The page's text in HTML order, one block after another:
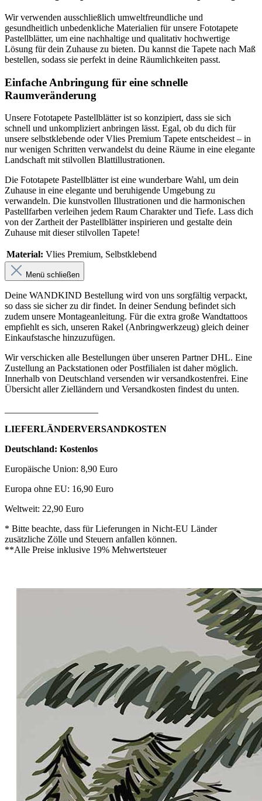
Wir verwenden ausschließlich umweltfreundliche und
gesundheitlich unbedenkliche Materialien für unsere Fototapete
Pastellblätter, um eine nachhaltige und qualitativ hochwertige
Lösung für dein Zuhause zu bieten. Du kannst die Tapete nach Maß
bestellen, sodass sie perfekt in deine Räumlichkeiten passt.
Einfache Anbringung für eine schnelle
Raumveränderung
Unsere Fototapete Pastellblätter ist so konzipiert, dass sie sich
schnell und unkompliziert anbringen lässt. Egal, ob du dich für
unsere selbstklebende oder Vlies Premium Tapete entscheidest – in
nur wenigen Schritten verwandelst du deine Räume in eine elegante
Landschaft mit stilvollen Blattillustrationen.
Die Fototapete Pastellblätter ist eine wunderbare Wahl, um dein
Zuhause in eine elegante und beruhigende Umgebung zu
verwandeln. Die kunstvollen Illustrationen und die harmonischen
Pastellfarben verleihen jedem Raum Charakter und Tiefe. Lass dich
von der Zartheit der Pastellblätter inspirieren und gestalte dein
Zuhause mit dieser stilvollen Tapete!
Material: Vlies Premium, Selbstklebend
Menü schließen
Deine WANDKIND Bestellung wird von uns sorgfältig verpackt,
so dass sie sicher zu dir findet. In deiner Sendung befindet sich
zudem unsere Montageanleitung. Für die extra große Wandtattoos
empfiehlt es sich, unseren Rakel (Anbringwerkzeug) gleich deiner
Einkaufstasche hinzuzufügen.
Wir verschicken alle Bestellungen über unseren Partner DHL. Eine
Zustellung an Packstationen oder Postfilialen ist daher möglich.
Innerhalb von Deutschland versenden wir versandkostenfrei. Eine
Übersicht aller Zielländern und Versandkosten findest du unten.
LIEFERLÄNDERVERSANDKOSTEN
Deutschland: Kostenlos
Europäische Union: 8,90 Euro
Europa ohne EU: 16,90 Euro
Weltweit: 22,90 Euro
* Bitte beachte, dass für Lieferungen in Nicht-EU Länder
zusätzliche Zölle und Steuern anfallen können.
**Alle Preise inklusive 19% Mehwertsteuer